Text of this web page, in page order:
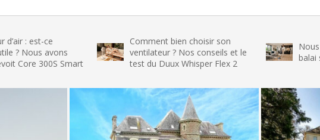
ce
avons
Smart
Comment bien choisir son
ventilateur ? Nos conseils et le
test du Duux Whisper Flex 2
Nous avons
balai sans fil